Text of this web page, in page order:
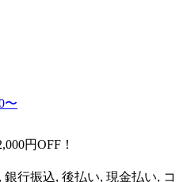
〜
円OFF！
行振込, 後払い, 現金払い, コ